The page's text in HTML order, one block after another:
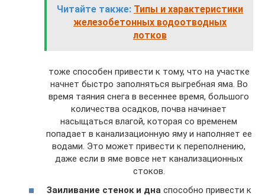
Читайте также: Типы и характеристики
железобетонных водоотводных
лотков
тоже способен привести к тому, что на участке
начнет быстро заполняться выгребная яма. Во
время таяния снега в весеннее время, большого
количества осадков, почва начинает
насыщаться влагой, которая со временем
попадает в канализационную яму и наполняет ее
водами. Это может привести к переполнению,
даже если в яме вовсе нет канализационных
стоков.
Заиливание стенок и дна способно привести к